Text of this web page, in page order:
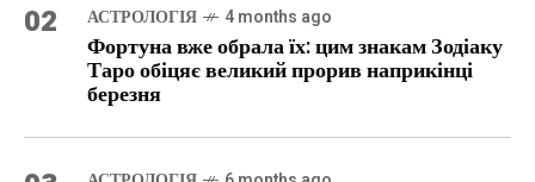
02 АСТРОЛОГІЯ 4 months ago
Фортуна вже обрала їх: цим знакам Зодіаку
Таро обіцяє великий прорив наприкінці
березня